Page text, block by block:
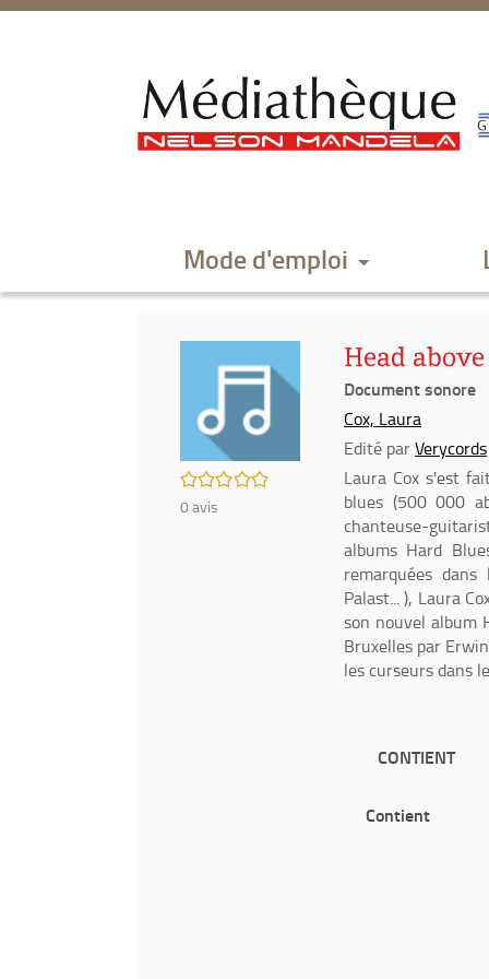
recherche
Mode d'emploi
/5
0avis
Head
Document sonore
Cox, Laura
Edité parVerycords
Laura Cox s'est
blues (500 000
chanteuse-
albums Hard
remarquées
Palast... ), Laura
son nouvel album
Bruxelles par
les curseurs dans
CONTIENT
Contient